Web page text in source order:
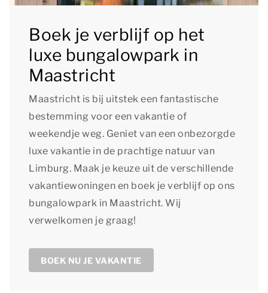
Boek je verblijf op het
luxe bungalowpark in
Maastricht
Maastricht is bij uitstek een fantastische
bestemming voor een vakantie of
weekendje weg. Geniet van een onbezorgde
luxe vakantie in de prachtige natuur van
Limburg. Maak je keuze uit de verschillende
vakantiewoningen en boek je verblijf op ons
bungalowpark in Maastricht. Wij
verwelkomen je graag!
BOEK NU JE VAKANTIE